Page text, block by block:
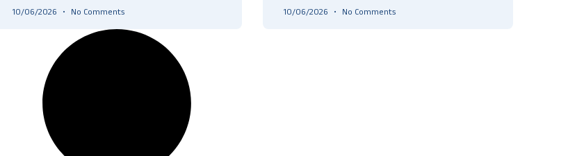
10/06/2026 No Comments 10/06/2026 No Comments